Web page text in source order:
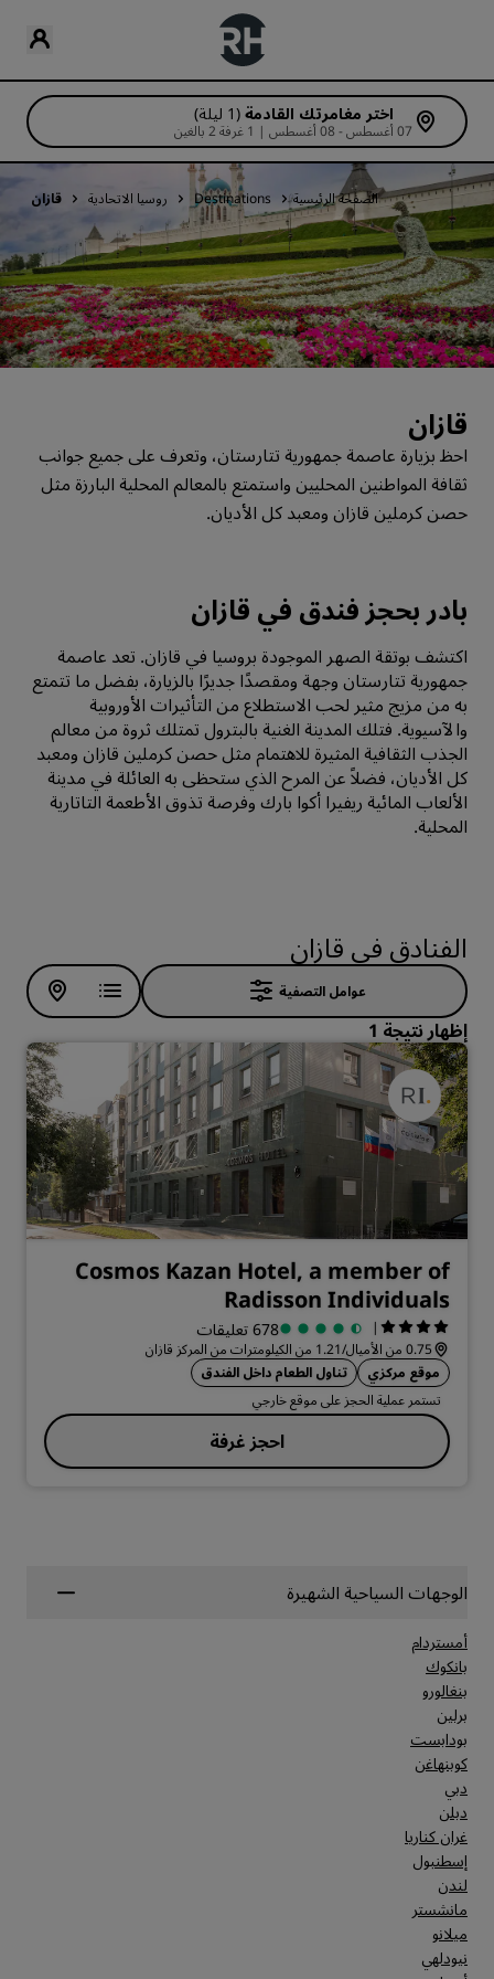
اختر مغامرتك القادمة (1 ليلة)
07 أغسطس - 08 أغسطس | 1 غرفة 2 بالغين
الصفحة الرئيسية Destinations روسيا الاتحادية قازان
قازان
احظ بزيارة عاصمة جمهورية تتارستان، وتعرف على جميع جوانب
ثقافة المواطنين المحليين واستمتع بالمعالم المحلية البارزة مثل
حصن كرملين قازان ومعبد كل الأديان.
بادر بحجز فندق في قازان
اكتشف بوتقة الصهر الموجودة بروسيا في قازان. تعد عاصمة
جمهورية تتارستان وجهة ومقصدًا جديرًا بالزيارة، بفضل ما تتمتع
به من مزيج مثير لحب الاستطلاع من التأثيرات الأوروبية
والآسيوية. فتلك المدينة الغنية بالبترول تمتلك ثروة من معالم
الجذب الثقافية المثيرة للاهتمام مثل حصن كرملين قازان ومعبد
كل الأديان، فضلاً عن المرح الذي ستحظى به العائلة في مدينة
الألعاب المائية ريفيرا أكوا بارك وفرصة تذوق الأطعمة التاتارية
المحلية.
الفنادق في قازان
عوامل التصفية
إظهار نتيجة 1
Cosmos Kazan Hotel, a member of
Radisson Individuals
| 678 تعليقات
0.75 من الأميال/1.21 من الكيلومترات من المركز قازان
موقع مركزي
تناول الطعام داخل الفندق
تستمر عملية الحجز على موقع خارجي
احجز غرفة
الوجهات السياحية الشهيرة
أمستردام
بانكوك
بنغالورو
برلين
بودابست
كوبنهاغن
دبي
دبلن
غران كناريا
إسطنبول
لندن
مانشستر
ميلانو
نيودلهي